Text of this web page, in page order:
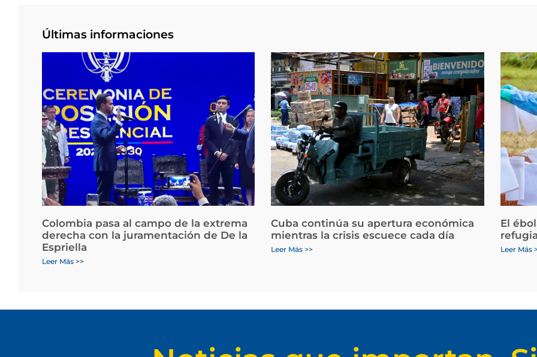
Últimas informaciones
Colombia pasa al campo de la extrema
derecha con la juramentación de De la
Espriella
Leer Más >>
Cuba continúa su apertura económica
mientras la crisis escuece cada día
Leer Más >>
El
Leer Más